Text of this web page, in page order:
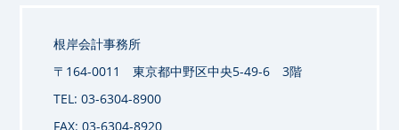
根岸会計事務所
〒164-0011 東京都中野区中央5-49-6 3階
TEL: 03-6304-8900
FAX: 03-6304-8920